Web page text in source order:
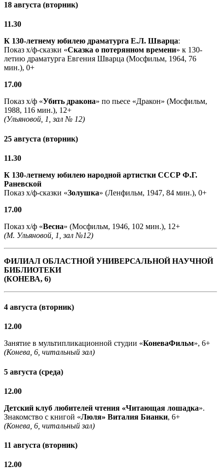
18 августа (вторник)
11.30
К 130-летнему юбилею драматурга Е.Л. Шварца:
Показ х/ф-сказки «Сказка о потерянном времени» к 130-
летию драматурга Евгения Шварца (Мосфильм, 1964, 76
мин.), 0+
17.00
Показ х/ф «Убить дракона» по пьесе «Дракон» (Мосфильм,
1988, 116 мин.), 12+
(Ульяновой, 1, зал № 12)
25 августа (вторник)
11.30
К 130-летнему юбилею народной артистки СССР Ф.Г.
Раневской
Показ х/ф-сказки «Золушка» (Ленфильм, 1947, 84 мин.), 0+
17.00
Показ х/ф «Весна» (Мосфильм, 1946, 102 мин.), 12+
(М. Ульяновой, 1, зал №12)
ФИЛИАЛ ОБЛАСТНОЙ УНИВЕРСАЛЬНОЙ НАУЧНОЙ
БИБЛИОТЕКИ
(КОНЕВА, 6)
4 августа (вторник)
12.00
Занятие в мультипликационной студии «КоневаФильм», 6+
(Конева, 6, читальный зал)
5 августа (среда)
12.00
Детский клуб любителей чтения «Читающая лошадка».
Знакомство с книгой «Люля» Виталия Бианки, 6+
(Конева, 6, читальный зал)
11 августа (вторник)
12.00